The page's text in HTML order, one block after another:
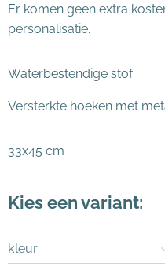
Er komen geen extra
personalisatie.
Waterbestendige stof
Versterkte hoeken met
33x45 cm
Kies een variant:
kleur